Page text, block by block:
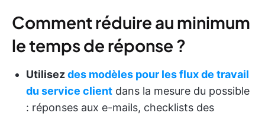
Comment réduire au minimum
le temps de réponse ?
Utilisezdes modèles pour les flux de travail
du service client dans la mesure du possible
: réponses aux e-mails, checklists des